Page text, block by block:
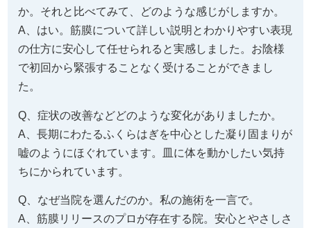
か。それと比べてみて、どのような感じがしますか。
A、はい。筋膜について詳しい説明とわかりやすい表現
の仕方に安心して任せられると実感しました。お陰様
で初回から緊張することなく受けることができまし
た。
Q、症状の改善などどのような変化がありましたか。
A、長期にわたるふくらはぎを中心とした凝り固まりが
嘘のようにほぐれています。皿に体を動かしたい気持
ちにかられています。
Q、なぜ当院を選んだのか。私の施術を一言で。
A、筋膜リリースのプロが存在する院。安心とやさしさ